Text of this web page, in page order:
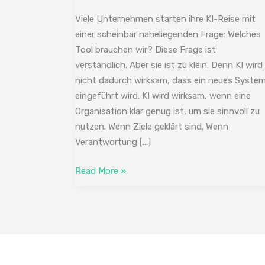
Viele Unternehmen starten ihre KI-Reise mit
einer scheinbar naheliegenden Frage: Welches
Tool brauchen wir? Diese Frage ist
verständlich. Aber sie ist zu klein. Denn KI wird
nicht dadurch wirksam, dass ein neues
eingeführt wird. KI wird wirksam, wenn eine
Organisation klar genug ist, um sie sinnvoll zu
nutzen. Wenn Ziele geklärt sind. Wenn
Verantwortung […]
ist
ein
Führungstest.
Read More »